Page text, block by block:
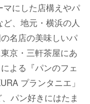
にした店構えやパ
、地元・横浜の人
名店の美味しいパ
京・三軒茶屋にあ
よる『パンのフェ
プランタニエ」
パン好きにはたま